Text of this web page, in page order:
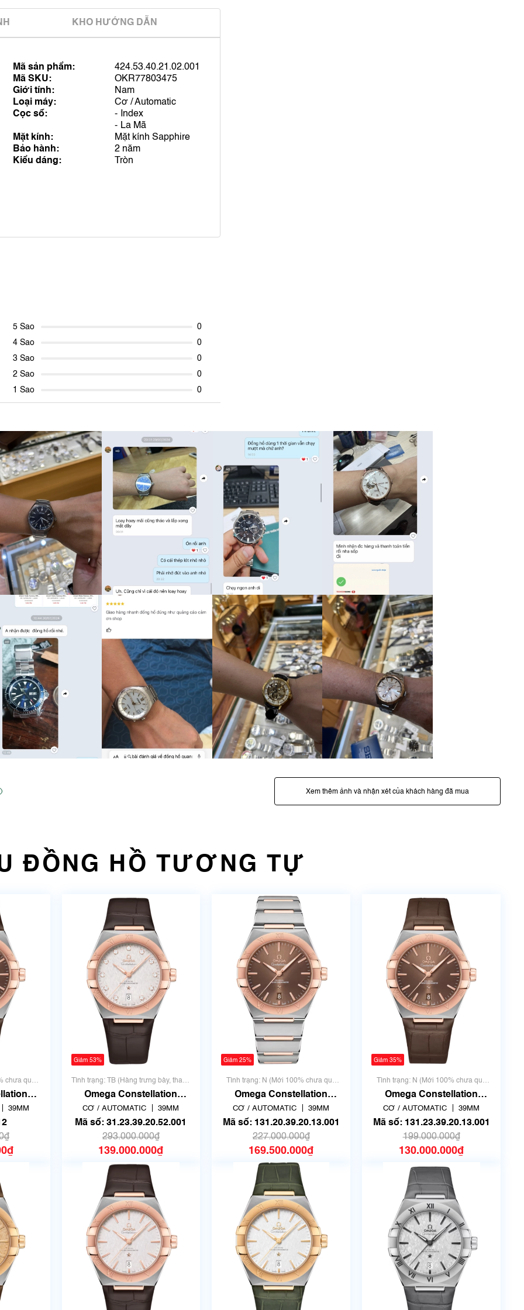
KHO HƯỚNG DẪN
Mã sản phẩm:
424.53.40.21.02.001
Mã SKU:
OKR77803475
Giới tính:
Nam
Loại máy:
Cơ / Automatic
Cọc số:
Index
La Mã
Mặt kính:
Mặt kính Sapphire
Bảo hành:
2 năm
Kiểu dáng:
Tròn
5 Sao
0
4 Sao
0
3 Sao
0
2 Sao
0
1 Sao
0
Xem thêm ảnh và nhận xét của khách hàng đã mua
ĐỒNG HỒ TƯƠNG TỰ
chưa qua
| Mã số
39MM
Giảm 53%
Tình trạng: TB (Hàng trưng bày, thanh
lý)
Omega Constellation
131.23.39.20.52.001 | Giá
tốt
CƠ / AUTOMATIC 39MM
Mã số: 31.23.39.20.52.001
293.000.000₫
139.000.000₫
Giảm 25%
Tình trạng: N (Mới 100% chưa qua
sử dụng)
Omega Constellation
131.20.39.20.13.001 | New
Full box
CƠ / AUTOMATIC 39MM
Mã số: 131.20.39.20.13.001
227.000.000₫
169.500.000₫
Giảm 35%
Tình trạng: N (Mới 100% chưa qua
sử dụng)
Omega Constellation
131.23.39.20.13.001 | New
Full box
CƠ / AUTOMATIC 39MM
Mã số: 131.23.39.20.13.001
199.000.000₫
130.000.000₫